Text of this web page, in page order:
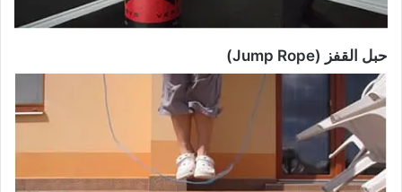
حبل القفز (Jump Rope)